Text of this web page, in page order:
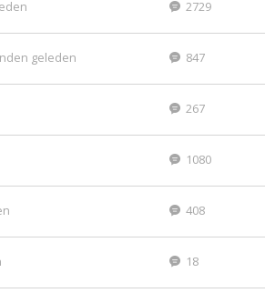
2729
geleden 847
267
1080
408
18